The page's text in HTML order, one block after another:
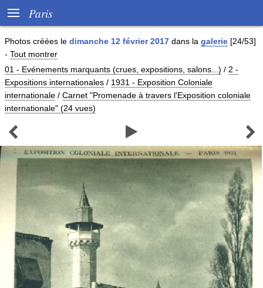
 Paris
Photos créées le dimanche 12 février 2017 dans la galerie [24/53]
- Tout montrer
01 - Evénements marquants (crues, expositions, salons...) / 2 -
Expositions internationales / 1931 - Exposition Coloniale
internationale / Carnet "Promenade à travers l'Exposition coloniale
internationale" (24 vues)
  